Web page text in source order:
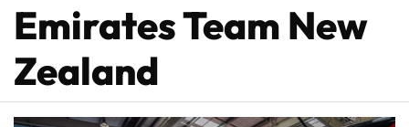
Emirates Team New
Zealand